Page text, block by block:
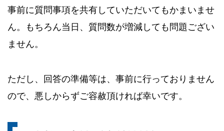
事前に質問事項を共有していただいてもかまいませ
ん。もちろん当日、質問数が増減しても問題ござい
ません。
ただし、回答の準備等は、事前に行っておりません
ので、悪しからずご容赦頂ければ幸いです。